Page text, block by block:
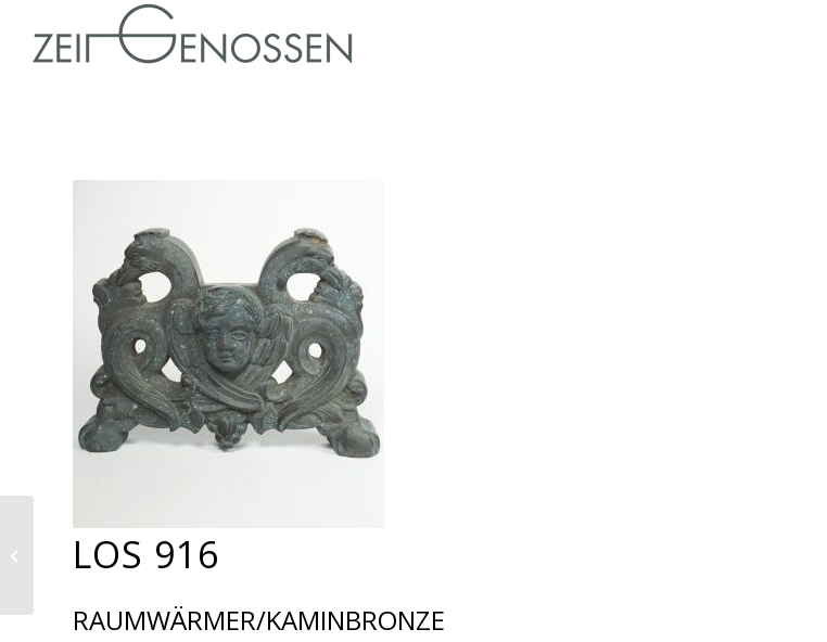
LOS 916
RAUMWÄRMER/KAMINBRONZE